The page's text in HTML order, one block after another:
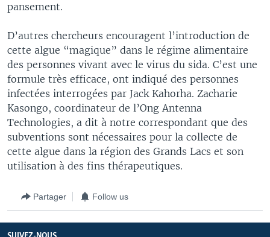
pansement.
D’autres chercheurs encouragent l’introduction de
cette algue “magique” dans le régime alimentaire
des personnes vivant avec le virus du sida. C’est une
formule très efficace, ont indiqué des personnes
infectées interrogées par Jack Kahorha. Zacharie
Kasongo, coordinateur de l’Ong Antenna
Technologies, a dit à notre correspondant que des
subventions sont nécessaires pour la collecte de
cette algue dans la région des Grands Lacs et son
utilisation à des fins thérapeutiques.
Partager Follow us